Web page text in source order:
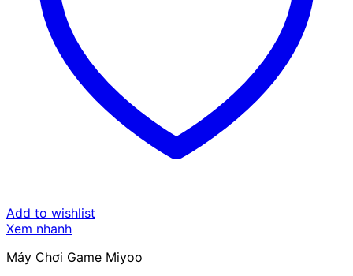
Add to wishlist
Xem nhanh
Máy Chơi Game Miyoo